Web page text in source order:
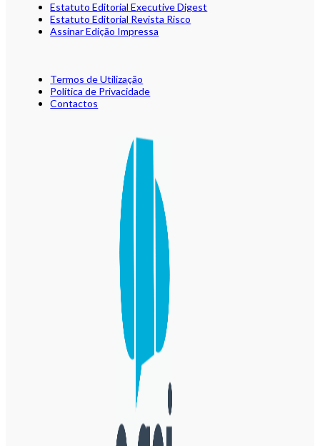
Estatuto Editorial Executive Digest
Estatuto Editorial Revista Risco
Assinar Edição Impressa
Termos de Utilização
Política de Privacidade
Contactos